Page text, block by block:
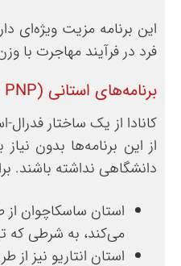
این برنامه مزیت ویژه‌ای
فرد در فرآیند مهاجرت با
برنامه‌های استانی (Provincial Nominee Programs – PNP)
کانادا از یک ساختار
دانشگاهی نداشته باشند.
می‌کند، به شرطی که